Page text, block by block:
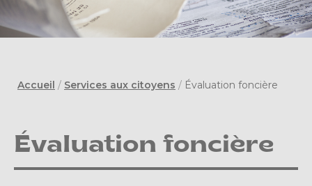
Accueil / Services aux citoyens / Évaluation foncière
Évaluation foncière